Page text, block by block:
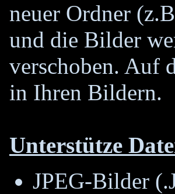
neuer Ordner
und die Bilder
verschoben. Auf
in Ihren Bildern.
Unterstütze
JPEG-Bilder